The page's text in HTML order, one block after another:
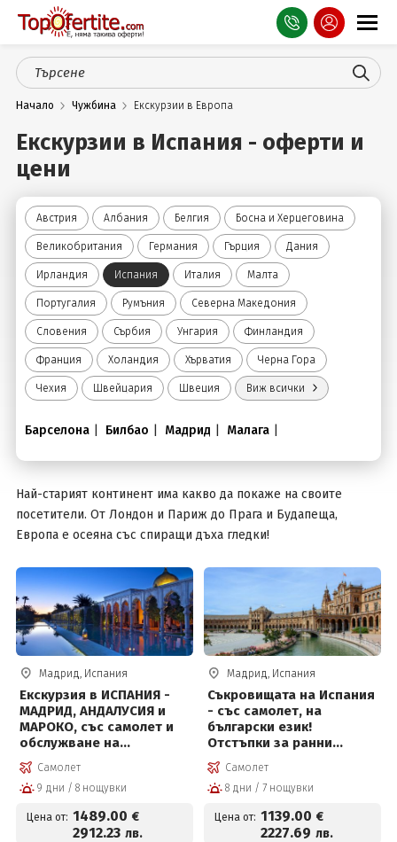
Оферти
СПА
Планина
Чужбина
Празници
Турция
Гърция
Услуги
Начало Чужбина Екскурзии в Европа
Екскурзии в Испания - оферти и
цени
Австрия Албания Белгия Босна и Херцеговина
Великобритания Германия Гърция Дания
Ирландия Испания Италия Малта
Португалия Румъния Северна Македония
Словения Сърбия Унгария Финландия
Франция Холандия Хърватия Черна Гора
Чехия Швейцария Швеция Виж всички
Барселона| Билбао Мадрид Малага|
Най-старият континент има какво да покаже на своите
посетители. От Лондон и Париж до Прага и Будапеща,
Европа е осеяна със спиращи дъха гледки!
Мадрид, Испания
Екскурзия в ИСПАНИЯ -
МАДРИД, АНДАЛУСИЯ и
МАРОКО, със самолет и
обслужване на
български език!
Самолет
9 дни / 8 нощувки
Цена от: 1489.00 €
2912.23 лв.
Мадрид, Испания
Съкровищата на Испания
- със самолет, на
български език!
Отстъпки за ранни
записвания!
Самолет
8 дни / 7 нощувки
Цена от: 1139.00 €
2227.69 лв.